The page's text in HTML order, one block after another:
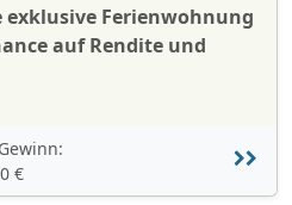
exklusive Ferienwohnung
auf Rendite und
€